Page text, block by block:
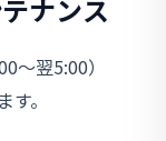
ナンス
〜翌5:00）
。